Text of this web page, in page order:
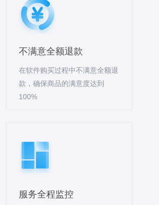
不满意全额退款
在软件购买过程中不满意全额退
款，确保商品的满意度达到
100%
服务全程监控